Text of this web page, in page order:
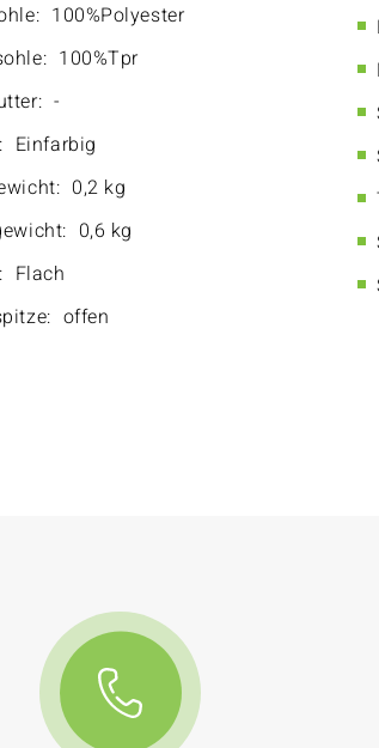
100%Polyester
100%Tpr
-
Einfarbig
0,2 kg
0,6 kg
Flach
offen